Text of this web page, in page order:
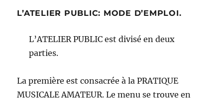
L’ATELIER PUBLIC: MODE D’EMPLOI.
L’ATELIER PUBLIC est divisé en deux
parties.
La première est consacrée à la PRATIQUE
MUSICALE AMATEUR. Le menu se trouve en